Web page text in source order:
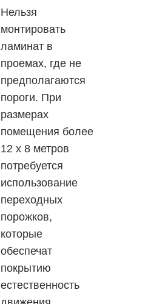
Нельзя
монтировать
ламинат в
проемах, где не
предполагаются
пороги. При
размерах
помещения более
12 х 8 метров
потребуется
использование
переходных
порожков,
которые
обеспечат
покрытию
естественность